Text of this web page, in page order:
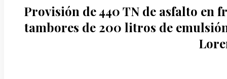
Provisión de 440 TN de asfalto en
tambores de 200 litros de